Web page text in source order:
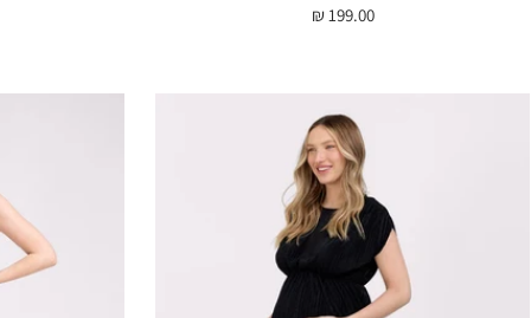
מחיר
199.00 ₪